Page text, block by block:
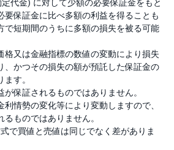
要保証金に比べ多額の利益を得ることも
で短期間のうちに多額の損失を被る可能
格又は金融指標の数値の変動により損失
、かつその損失の額が預託した保証金の
す。
保証されるものではありません。
情勢の変化等により変動しますので、
ものではありません。
で買値と売値は同じでなく差がありま